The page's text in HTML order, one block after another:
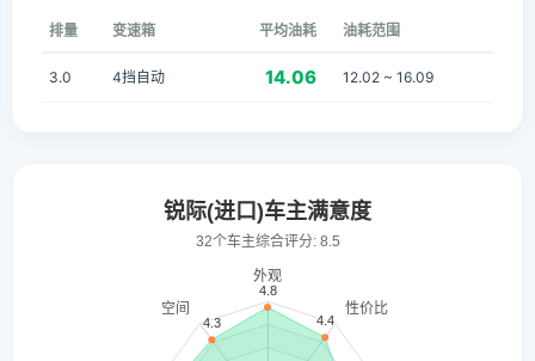
排量 变速箱 平均油耗 油耗范围
3.0 4挡自动 14.06 12.02 ~ 16.09